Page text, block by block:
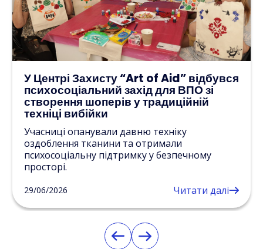
У Центрі Захисту “Art of Aid” відбувся
психосоціальний захід для ВПО зі
створення шоперів у традиційній
техніці вибійки
Учасниці опанували давню техніку
оздоблення тканини та отримали
психосоціальну підтримку у безпечному
просторі.
29/06/2026 Читати далі